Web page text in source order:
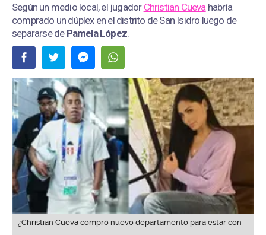
Según un medio local, el jugador Christian Cueva habría
comprado un dúplex en el distrito de San Isidro luego de
separarse de Pamela López.
¿Christian Cueva compró nuevo departamento para estar con